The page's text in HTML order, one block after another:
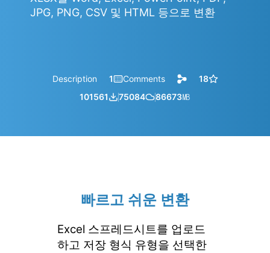
JPG, PNG, CSV 및 HTML 등으로 변환
Description 1 Comments
18
101561
75084 86673㎆︎
빠르고 쉬운 변환
Excel 스프레드시트를 업로드
하고 저장 형식 유형을 선택한